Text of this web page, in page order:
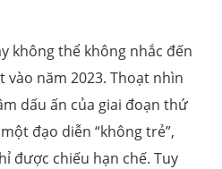
không thể không nhắc đến
vào năm 2023. Thoạt nhìn
dấu ấn của giai đoạn thứ
đạo diễn “không trẻ”,
được chiếu hạn chế. Tuy